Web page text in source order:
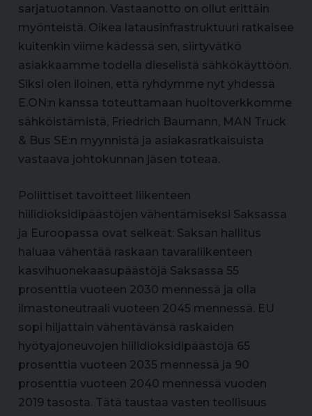
sarjatuotannon. Vastaanotto on ollut erittäin
myönteistä. Oikea latausinfrastruktuuri ratkaisee
kuitenkin viime kädessä sen, siirtyvätkö
asiakkaamme todella dieselistä sähkökäyttöön.
Siksi olen iloinen, että ryhdymme nyt yhdessä
E.ON:n kanssa toteuttamaan huoltoverkkomme
sähköistämistä, Friedrich Baumann, MAN Truck
& Bus SE:n myynnistä ja asiakasratkaisuista
vastaava johtokunnan jäsen toteaa.
Poliittiset tavoitteet liikenteen
hiilidioksidipäästöjen vähentämiseksi Saksassa
ja Euroopassa ovat selkeät: Saksan hallitus
haluaa vähentää raskaan tavaraliikenteen
kasvihuonekaasupäästöjä Saksassa 55
prosenttia vuoteen 2030 mennessä ja olla
ilmastoneutraali vuoteen 2045 mennessä. EU
sopi hiljattain vähentävänsä raskaiden
hyötyajoneuvojen hiilidioksidipäästöjä 65
prosenttia vuoteen 2035 mennessä ja 90
prosenttia vuoteen 2040 mennessä vuoden
2019 tasosta. Tätä taustaa vasten teollisuus